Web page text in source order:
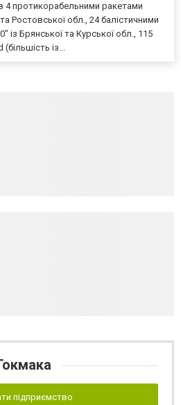
4 протикорабельними ракетами
Ростовської обл., 24 балістичними
із Брянської та Курської обл., 115
із...
підприємство